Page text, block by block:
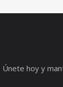
hoy y